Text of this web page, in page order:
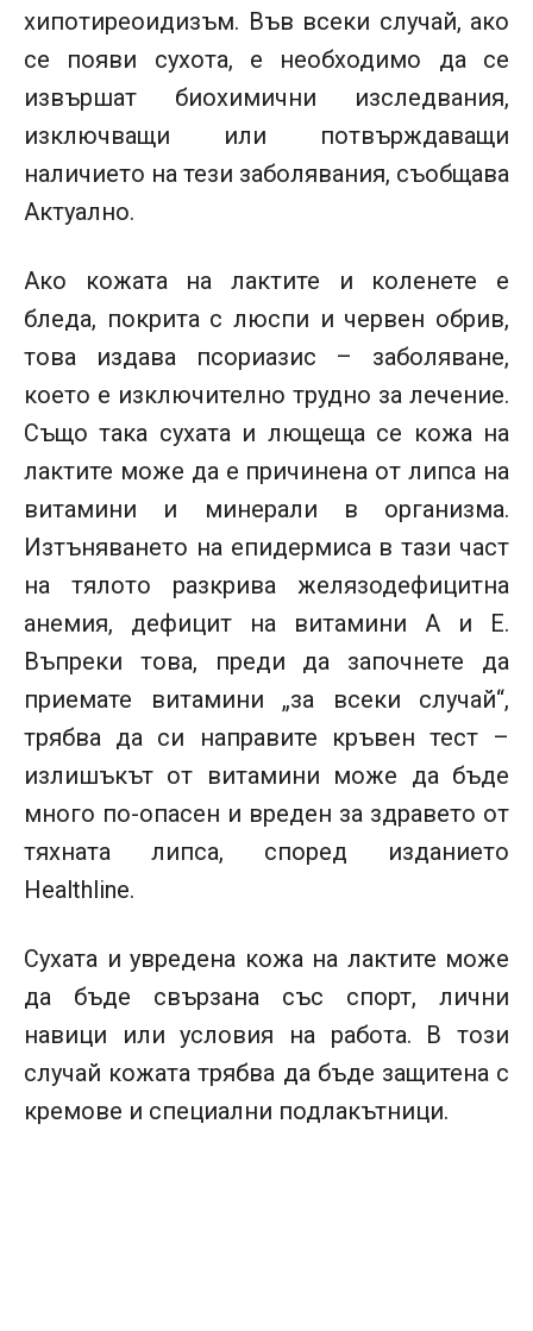
хипотиреоидизъм. Във всеки случай, ако
се появи сухота, е необходимо да се
извършат биохимични изследвания,
изключващи или потвърждаващи
наличието на тези заболявания, съобщава
Актуално.
Ако кожата на лактите и коленете е
бледа, покрита с люспи и червен обрив,
това издава псориазис – заболяване,
което е изключително трудно за лечение.
Също така сухата и лющеща се кожа на
лактите може да е причинена от липса на
витамини и минерали в организма.
Изтъняването на епидермиса в тази част
на тялото разкрива желязодефицитна
анемия, дефицит на витамини А и Е.
Въпреки това, преди да започнете да
приемате витамини „за всеки случай“,
трябва да си направите кръвен тест –
излишъкът от витамини може да бъде
много по-опасен и вреден за здравето от
тяхната липса, според изданието
Healthline.
Сухата и увредена кожа на лактите може
да бъде свързана със спорт, лични
навици или условия на работа. В този
случай кожата трябва да бъде защитена с
кремове и специални подлакътници.